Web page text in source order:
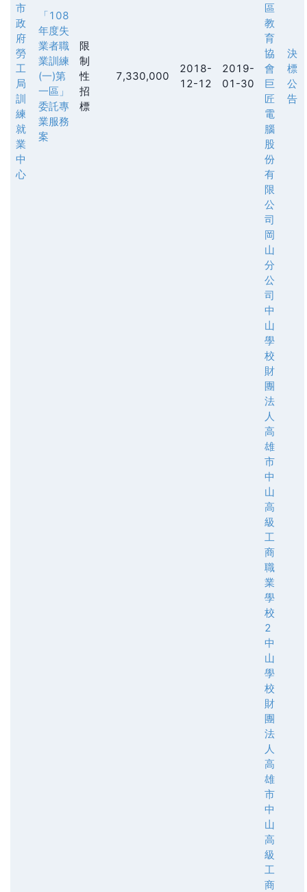
市
政
府
勞
工
局
訓
練
就
業
中
心
「108
年度失
業者職
業訓練
(一)第
一區」
委託專
業服務
案
限
制
性
招
標
7,330,000
2018-
12-12
2019-
01-30
區
教
育
協
會
巨
匠
電
腦
股
份
有
限
公
司
岡
山
分
公
司
中
山
學
校
財
團
法
人
高
雄
市
中
山
高
級
工
商
職
業
學
校
2
中
山
學
校
財
團
法
人
高
雄
市
中
山
高
級
工
商
決
標
公
告